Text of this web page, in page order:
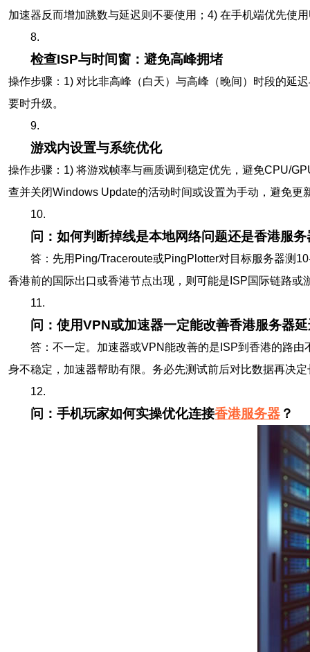
加速器反而增加跳数与延迟则不要使用；4) 在手机端优先使
8.
检查ISP与时间窗：避免高峰拥堵
操作步骤：1) 对比非高峰（白天）与高峰（晚间）时段的延
要时升级。
9.
游戏内设置与系统优化
操作步骤：1) 将游戏帧率与画质调到稳定优先，避免CPU/
查并关闭Windows Update的活动时间或设置为手动，避免更
10.
问：如何判断掉线是本地网络问题还是香港服
答：先用Ping/Traceroute或PingPlotter对目标服务器测
香港前的国际出口或香港节点出现，则可能是ISP国际链路
11.
问：使用VPN或加速器一定能改善香港服务器
答：不一定。加速器或VPN能改善的是ISP到香港的路
身不稳定，加速器帮助有限。务必先测试前后对比数据再决
12.
问：手机玩家如何实操优化连接香港服务器 ？